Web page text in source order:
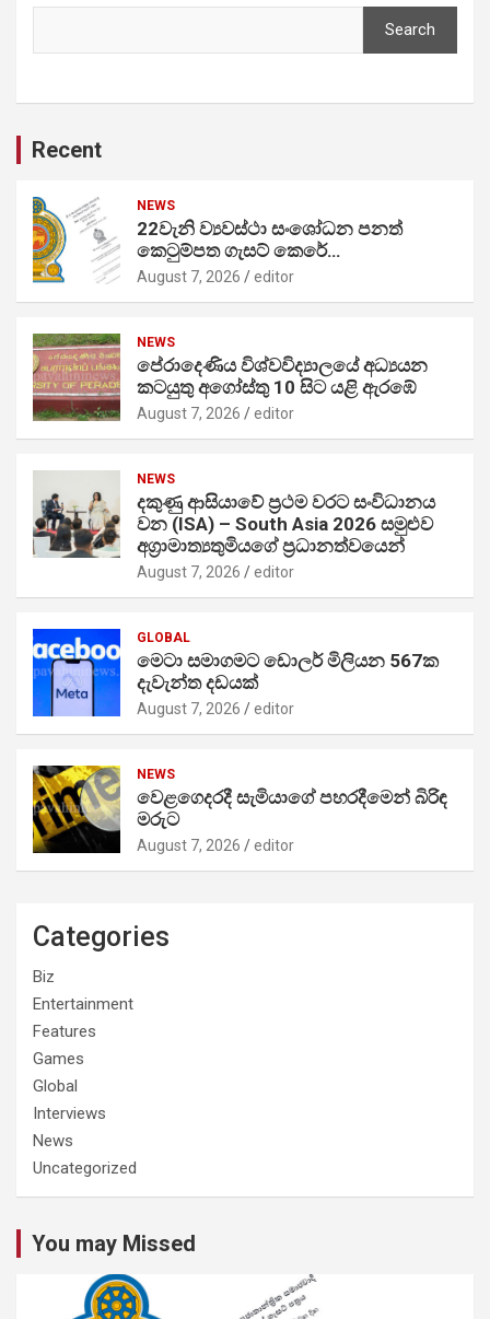
Search
Recent
NEWS
22වැනි ව්‍යවස්ථා සංශෝධන පනත්
කෙටුම්පත ගැසට් කෙරේ…
August 7, 2026 editor
NEWS
පේරාදෙණිය විශ්වවිද්‍යාලයේ අධ්‍යයන
කටයුතු අගෝස්තු 10 සිට යළි ඇරඹේ
August 7, 2026 editor
NEWS
දකුණු ආසියාවේ ප්‍රථම වරට සංවිධානය
වන (ISA) – South Asia 2026 සමුළුව
අග්‍රාමාත්‍යතුමියගේ ප්‍රධානත්වයෙන්
August 7, 2026 editor
GLOBAL
මෙටා සමාගමට ඩොලර් මිලියන 567ක
දැවැන්ත දඩයක්
August 7, 2026 editor
NEWS
වෙළගෙදරදී සැමියාගේ පහරදීමෙන් බිරිඳ
මරුට
August 7, 2026 editor
Categories
Biz
Entertainment
Features
Games
Global
Interviews
News
Uncategorized
You may Missed